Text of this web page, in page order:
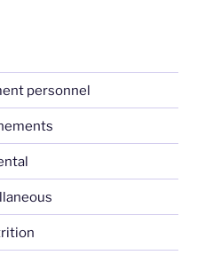
personnel